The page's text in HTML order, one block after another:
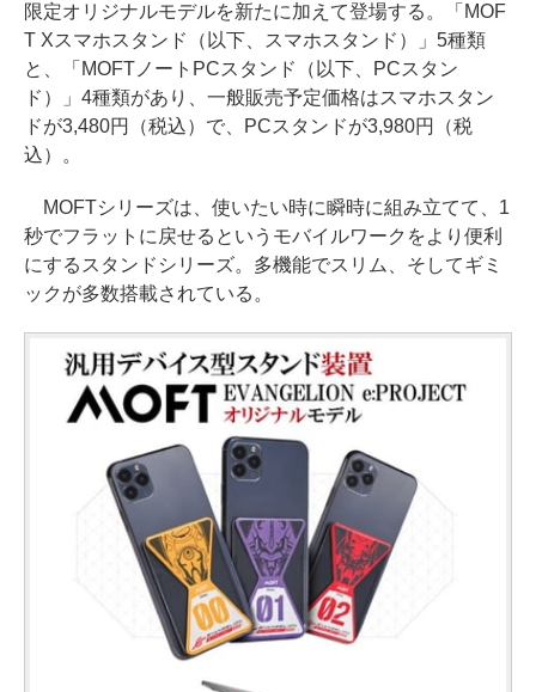
限定オリジナルモデルを新たに加えて登場する。「MOF
T Xスマホスタンド（以下、スマホスタンド）」5種類
と、「MOFTノートPCスタンド（以下、PCスタン
ド）」4種類があり、一般販売予定価格はスマホスタン
ドが3,480円（税込）で、PCスタンドが3,980円（税
込）。
MOFTシリーズは、使いたい時に瞬時に組み立てて、1
秒でフラットに戻せるというモバイルワークをより便利
にするスタンドシリーズ。多機能でスリム、そしてギミ
ックが多数搭載されている。